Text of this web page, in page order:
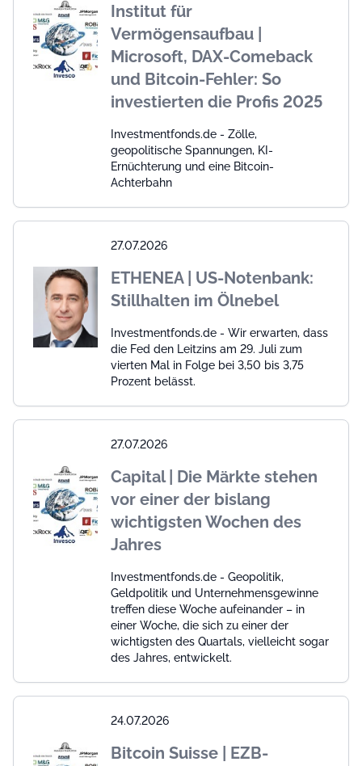
Institut für
Vermögensaufbau |
Microsoft, DAX-Comeback
und Bitcoin-Fehler: So
investierten die Profis 2025
Investmentfonds.de - Zölle,
geopolitische Spannungen, KI-
Ernüchterung und eine Bitcoin-
Achterbahn
27.07.2026
ETHENEA | US-Notenbank:
Stillhalten im Ölnebel
Investmentfonds.de - Wir erwarten, dass
die Fed den Leitzins am 29. Juli zum
vierten Mal in Folge bei 3,50 bis 3,75
Prozent belässt.
27.07.2026
Capital | Die Märkte stehen
vor einer der bislang
wichtigsten Wochen des
Jahres
Investmentfonds.de - Geopolitik,
Geldpolitik und Unternehmensgewinne
treffen diese Woche aufeinander – in
einer Woche, die sich zu einer der
wichtigsten des Quartals, vielleicht sogar
des Jahres, entwickelt.
24.07.2026
Bitcoin Suisse | EZB-